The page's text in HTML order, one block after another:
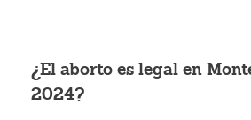
¿El aborto es legal en
2024?